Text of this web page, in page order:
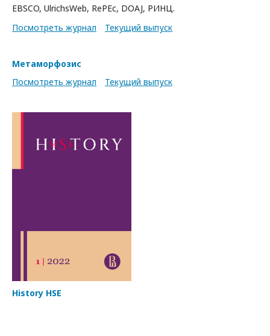
EBSCO, UlrichsWeb, RePEc, DOAJ, РИНЦ.
Посмотреть журнал
Текущий выпуск
Метаморфозис
Посмотреть журнал
Текущий выпуск
History HSE